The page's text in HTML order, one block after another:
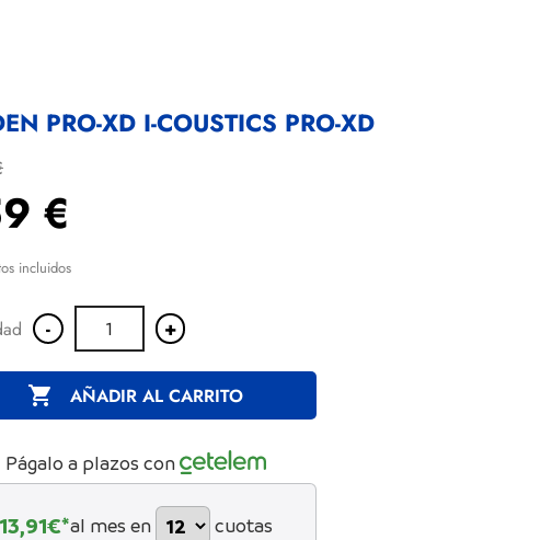
PRO-XD I-COUSTICS PRO-XD
€
incluidos
- +
 AÑADIR AL CARRITO
Págalo a plazos con
13,91€*al mes en cuotas